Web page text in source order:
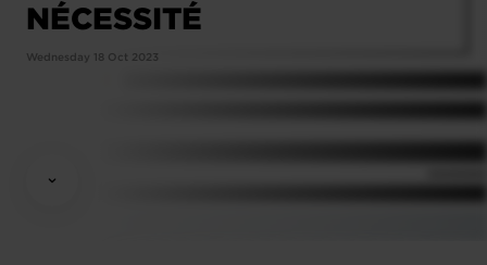
NÉCESSITÉ
Wednesday 18 Oct 2023